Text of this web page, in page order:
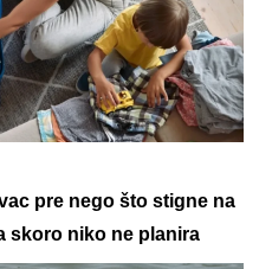
pre nego što stigne na
skoro niko ne planira